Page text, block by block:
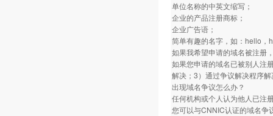
单位名称的中英文缩写；
企业的产品注册商标；
企业广告语；
简单有趣的名字，如：hello
如果我希望申请的域名被注册
如果您申请的域名已被别人注
解决；3）通过争议解决程序解
出现域名争议怎么办？
任何机构或个人认为他人已注
您可以与CNNIC认证的域名争